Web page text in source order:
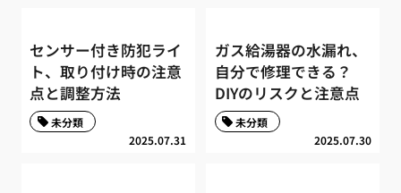
センサー付き防犯ライ
ト、取り付け時の注意
点と調整方法
2025.07.31
未分類
ガス給湯器の水漏れ、
自分で修理できる？
DIYのリスクと注意点
2025.07.30
未分類